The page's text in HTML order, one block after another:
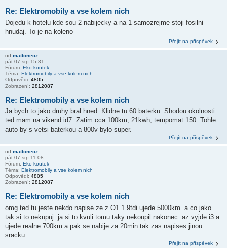
Re: Elektromobily a vse kolem nich
Dojedu k hotelu kde sou 2 nabijecky a na 1 samozrejme stoji fosilni
hnudaj. To je na koleno
Přejít na příspěvek
od mattonecz
pát 07 srp 15:31
Fórum: Eko koutek
Téma: Elektromobily a vse kolem nich
Odpovědi: 4805
Zobrazení: 2812087
Re: Elektromobily a vse kolem nich
Ja bych to jako druhy bral hned. Klidne tu 60 baterku. Shodou okolnosti
ted mam na vikend id7. Zatim cca 100km, 21kwh, tempomat 150. Tohle
auto by s vetsi baterkou a 800v bylo super.
Přejít na příspěvek
od mattonecz
pát 07 srp 11:08
Fórum: Eko koutek
Téma: Elektromobily a vse kolem nich
Odpovědi: 4805
Zobrazení: 2812087
Re: Elektromobily a vse kolem nich
omg ted tu jeste nekdo napise ze z O1 1.9tdi ujede 5000km. a co jako.
tak si to nekupuj. ja si to kvuli tomu taky nekoupil nakonec. az vyjde i3 a
ujede realne 700km a pak se nabije za 20min tak zas napises jinou
sracku
Přejít na příspěvek